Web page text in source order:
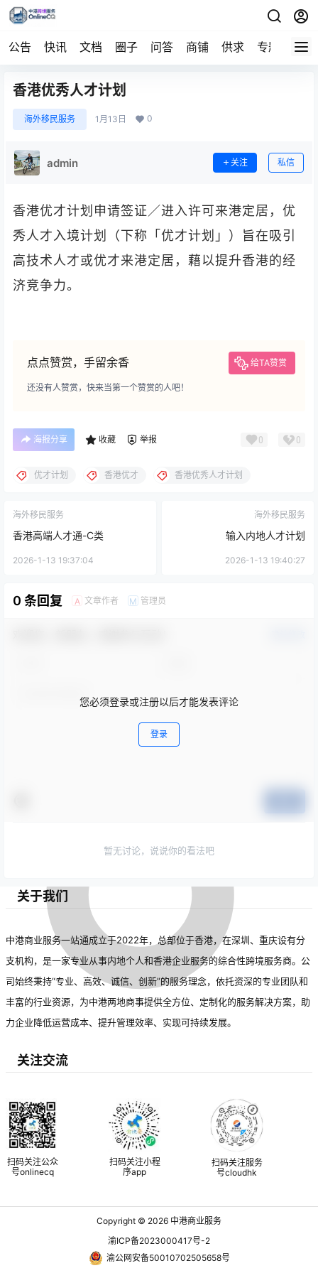
公告 快讯 文档 圈子 问答 商铺 供求 专题 导航
香港优秀人才计划
海外移民服务 1月13日 0
admin 关注 私信
香港优才计划申请签证／进入许可来港定居，优
秀人才入境计划（下称「优才计划」）旨在吸引
高技术人才或优才来港定居，藉以提升香港的经
济竞争力。
点点赞赏，手留余香 给TA赞赏
还没有人赞赏，快来当第一个赞赏的人吧！
海报分享 收藏 举报 0 0
优才计划 香港优才 香港优秀人才计划
海外移民服务
香港高端人才通-C类
2026-1-13 19:37:04
海外移民服务
输入内地人才计划
2026-1-13 19:40:27
0 条回复 A 文章作者 M 管理员
您必须登录或注册以后才能发表评论
登录
暂无讨论，说说你的看法吧
关于我们
中港商业服务一站通成立于2022年，总部位于香港，在深圳、重庆设有分
支机构，是一家专业从事内地个人和香港企业服务的综合性跨境服务商。公
司始终秉持“专业、高效、诚信、创新”的服务理念，依托资深的专业团队和
丰富的行业资源，为中港两地商事提供全方位、定制化的服务解决方案，助
力企业降低运营成本、提升管理效率、实现可持续发展。
关注交流
扫码关注公众
号onlinecq
扫码关注小程
序app
扫码关注服务
号cloudhk
Copyright © 2026 中港商业服务
渝ICP备2023000417号-2
渝公网安备50010702505658号